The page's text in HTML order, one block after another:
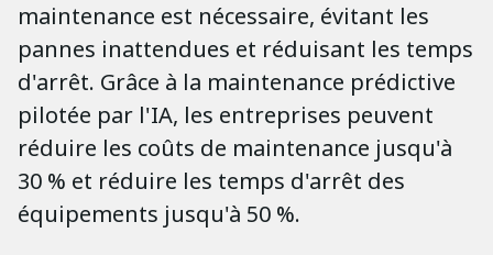
maintenance est nécessaire, évitant les
pannes inattendues et réduisant les temps
d'arrêt. Grâce à la maintenance prédictive
pilotée par l'IA, les entreprises peuvent
réduire les coûts de maintenance jusqu'à
30 % et réduire les temps d'arrêt des
équipements jusqu'à 50 %.